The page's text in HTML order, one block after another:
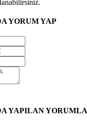
YORUM YAP
YAPILAN